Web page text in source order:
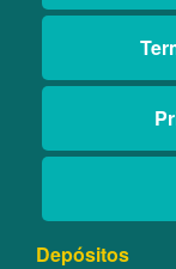
Depósitos